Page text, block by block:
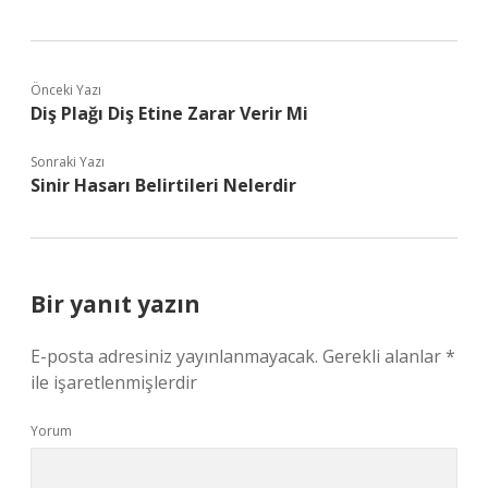
Önceki Yazı
Diş Plağı Diş Etine Zarar Verir Mi
Sonraki Yazı
Sinir Hasarı Belirtileri Nelerdir
Bir yanıt yazın
E-posta adresiniz yayınlanmayacak. Gerekli alanlar*
ile işaretlenmişlerdir
Yorum